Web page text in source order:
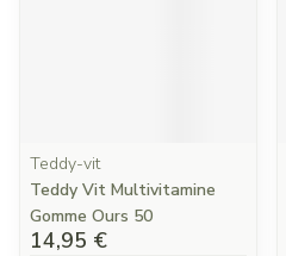
Teddy-vit
Teddy Vit Multivitamine
Gomme Ours 50
14,95 €